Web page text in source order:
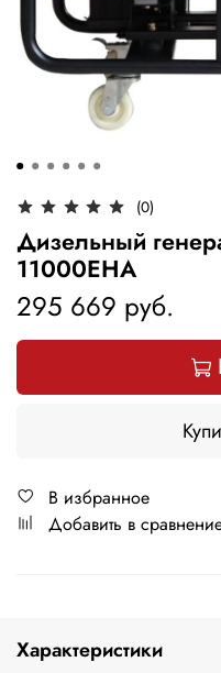
(0)
Дизельный
11000EHA
295 669 руб.
В избранное
Добавить в
Характеристики